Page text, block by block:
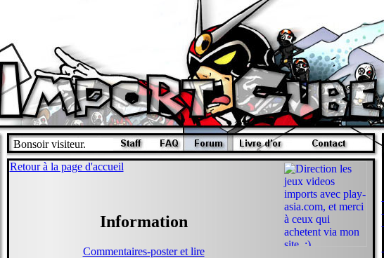
Bonsoir visiteur.
Retour à la page d'accueil
Information
Commentaires-poster et lire